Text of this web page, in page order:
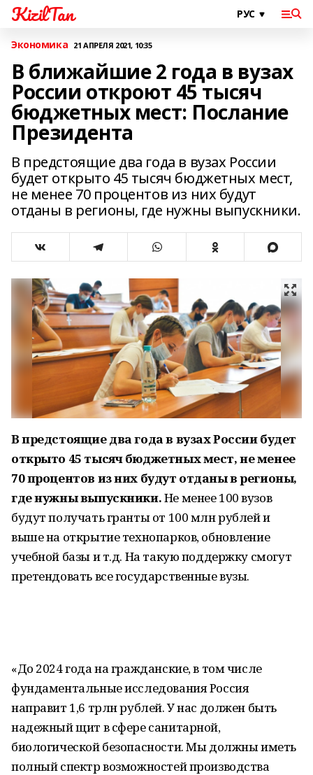
KizilTan
Экономика 21 АПРЕЛЯ 2021, 10:35
В ближайшие 2 года в вузах
России откроют 45 тысяч
бюджетных мест: Послание
Президента
В предстоящие два года в вузах России
будет открыто 45 тысяч бюджетных мест,
не менее 70 процентов из них будут
отданы в регионы, где нужны выпускники.
В предстоящие два года в вузах России будет
открыто 45 тысяч бюджетных мест, не менее
70 процентов из них будут отданы в регионы,
где нужны выпускники.Не менее 100 вузов
будут получать гранты от 100 млн рублей и
выше на открытие технопарков, обновление
учебной базы и т.д. На такую поддержку смогут
претендовать все государственные вузы.
«До 2024 года на гражданские, в том числе
фундаментальные исследования Россия
направит 1,6 трлн рублей. У нас должен быть
надежный щит в сфере санитарной,
биологической безопасности. Мы должны иметь
полный спектр возможностей производства